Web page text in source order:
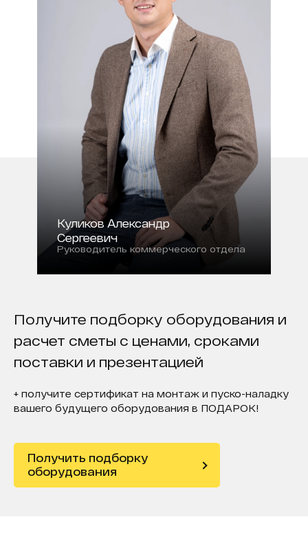
Куликов Александр
Сергеевич
Руководитель коммерческого отдела
Получите подборку оборудования и
расчет сметы с ценами, сроками
поставки и презентацией
+ получите сертификат на монтаж и пуско-наладку
вашего будущего оборудования в ПОДАРОК!
Получить подборку
оборудования